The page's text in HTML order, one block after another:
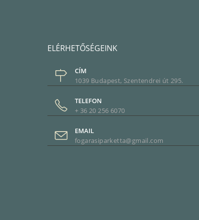
ELÉRHETŐSÉGEINK
CÍM
1039 Budapest, Szentendrei út 295.
TELEFON
+ 36 20 256 6070
EMAIL
fogarasiparketta@gmail.com